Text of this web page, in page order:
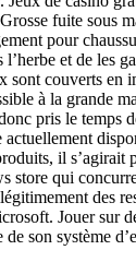
fuite sous
pour
l’herbe et de les
sont couverts en
à la grande
pris le temps
actuellement
il s’agirait
store qui
des
Jouer sur
de son système